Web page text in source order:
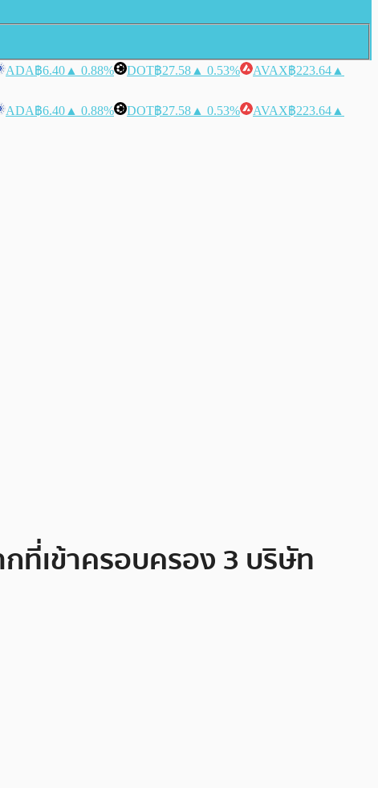
ADA฿6.40 ▲ 0.88% DOT฿27.58 ▲ 0.53% AVAX฿223.64 ▲
ADA฿6.40 ▲ 0.88% DOT฿27.58 ▲ 0.53% AVAX฿223.64 ▲
กที่เข้าครอบครอง 3 บริษัท